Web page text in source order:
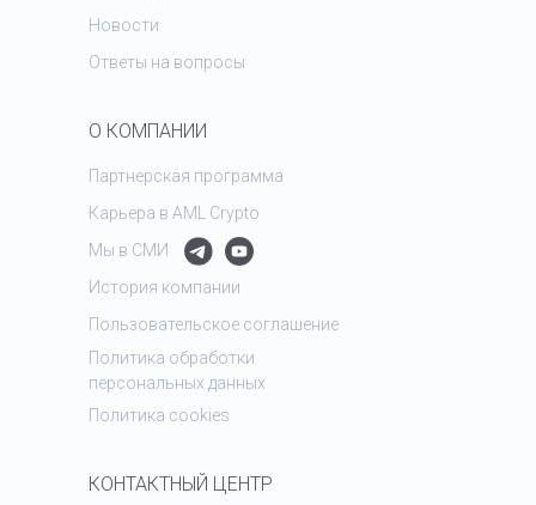
Новости
Ответы на вопросы
О КОМПАНИИ
Партнерская программа
Карьера в AML Crypto
Мы в СМИ
История компании
Пользовательское соглашение
Политика обработки
персональных данных
Политика cookies
КОНТАКТНЫЙ ЦЕНТР